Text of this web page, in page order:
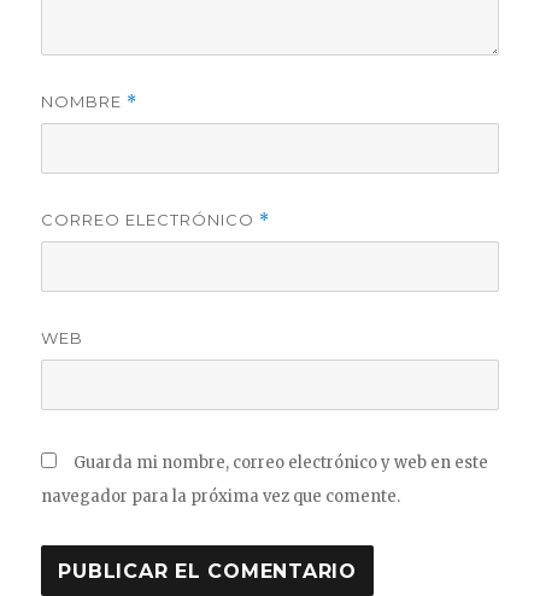
NOMBRE *
CORREO ELECTRÓNICO *
WEB
Guarda mi nombre, correo electrónico y web en este
navegador para la próxima vez que comente.